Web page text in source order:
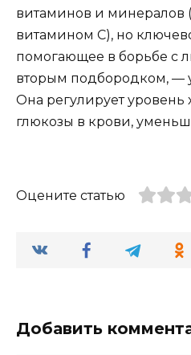
витаминов и минералов
витамином С), но
помогающее в борьбе с
вторым подбородком, —
Она регулирует уровень
глюкозы в крови,
Оцените статью
Добавить